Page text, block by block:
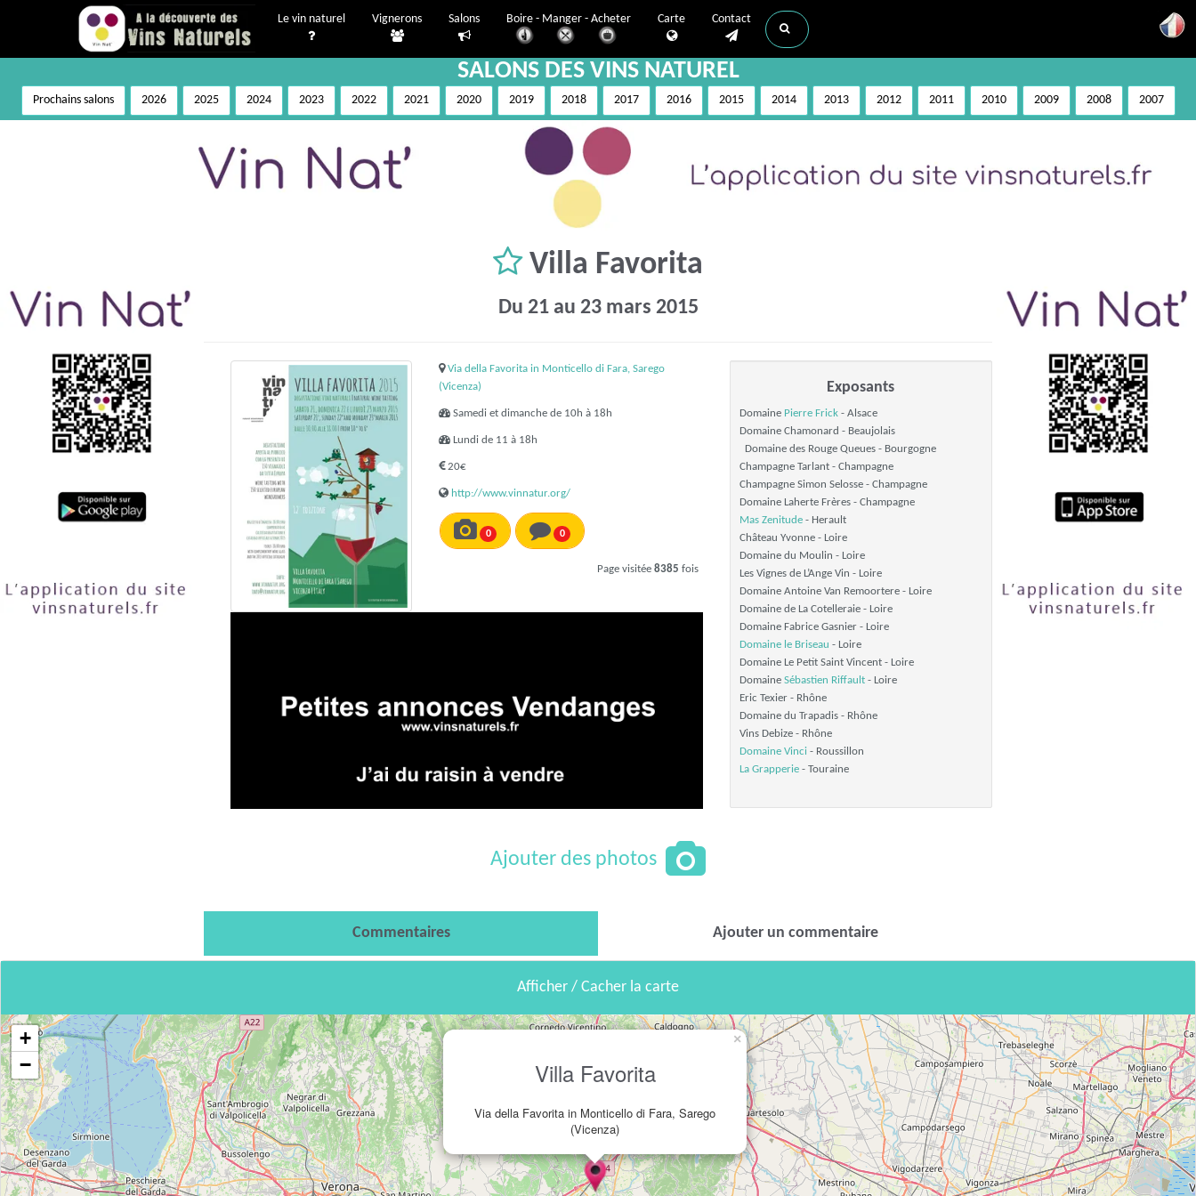
Le vin naturel Vignerons Salons Boire - Manger - Acheter Carte Contact
SALONS DES VINS NATUREL
Prochains salons 2026 2025 2024 2023 2022 2021 2020 2019 2018 2017 2016 2015 2014 2013 2012 2011 2010 2009 2008 2007
Villa Favorita
Du 21 au 23 mars 2015
Via della Favorita in Monticello di Fara, Sarego
(Vicenza)
Samedi et dimanche de 10h à 18h
Lundi de 11 à 18h
20€
http://www.vinnatur.org/
0 0
Page visitée 8385 fois
Exposants
Domaine Pierre Frick- Alsace
Domaine Chamonard - Beaujolais
Domaine des Rouge Queues - Bourgogne
Champagne Tarlant - Champagne
Champagne Simon Selosse - Champagne
Domaine Laherte Frères - Champagne
Mas Zenitude- Herault
Château Yvonne - Loire
Domaine du Moulin - Loire
Les Vignes de L’Ange Vin - Loire
Domaine Antoine Van Remoortere - Loire
Domaine de La Cotelleraie - Loire
Domaine Fabrice Gasnier - Loire
Domaine le Briseau - Loire
Domaine Le Petit Saint Vincent - Loire
Domaine Sébastien Riffault- Loire
Eric Texier - Rhône
Domaine du Trapadis - Rhône
Vins Debize - Rhône
Domaine Vinci- Roussillon
La Grapperie- Touraine
Ajouter des photos
Commentaires Ajouter un commentaire
Afficher / Cacher la carte
Villa Favorita
Via della Favorita in Monticello di Fara, Sarego
(Vicenza)
×
+
−